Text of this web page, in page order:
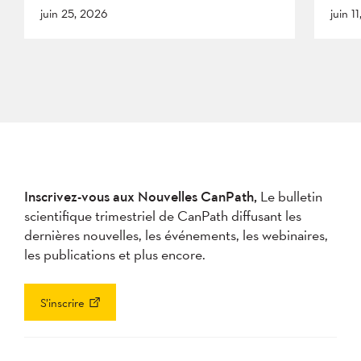
juin 25, 2026 juin
Inscrivez-vous aux Nouvelles CanPath, Le bulletin
scientifique trimestriel de CanPath diffusant les
dernières nouvelles, les événements, les webinaires,
les publications et plus encore.
S’inscrire